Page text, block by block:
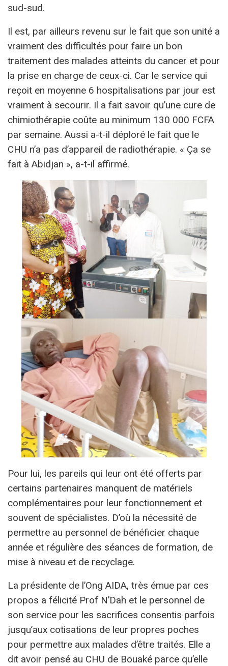
sud-sud.
Il est, par ailleurs revenu sur le fait que son unité a
vraiment des difficultés pour faire un bon
traitement des malades atteints du cancer et pour
la prise en charge de ceux-ci. Car le service qui
reçoit en moyenne 6 hospitalisations par jour est
vraiment à secourir. Il a fait savoir qu’une cure de
chimiothérapie coûte au minimum 130 000 FCFA
par semaine. Aussi a-t-il déploré le fait que le
CHU n’a pas d’appareil de radiothérapie. « Ça se
fait à Abidjan », a-t-il affirmé.
Pour lui, les pareils qui leur ont été offerts par
certains partenaires manquent de matériels
complémentaires pour leur fonctionnement et
souvent de spécialistes. D’où la nécessité de
permettre au personnel de bénéficier chaque
année et régulière des séances de formation, de
mise à niveau et de recyclage.
La présidente de l’Ong AIDA, très émue par ces
propos a félicité Prof N’Dah et le personnel de
son service pour les sacrifices consentis parfois
jusqu’aux cotisations de leur propres poches
pour permettre aux malades d’être traités. Elle a
dit avoir pensé au CHU de Bouaké parce qu’elle